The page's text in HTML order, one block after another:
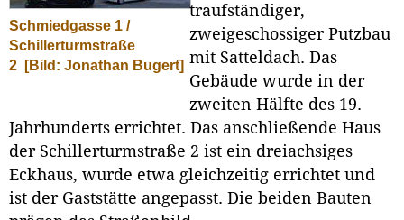
Schmiedgasse 1 /
Schillerturmstraße
2
[Bild: Jonathan Bugert]
traufständiger,
zweigeschossiger Putzbau
mit Satteldach. Das
Gebäude wurde in der
zweiten Hälfte des 19.
Jahrhunderts errichtet. Das anschließende Haus
der Schillerturmstraße 2 ist ein dreiachsiges
Eckhaus, wurde etwa gleichzeitig errichtet und
ist der Gaststätte angepasst. Die beiden Bauten